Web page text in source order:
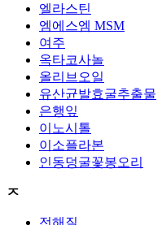
엘라스틴
엠에스엠 MSM
여주
옥타코사놀
올리브오일
유산균발효굴추출물
은행잎
이노시톨
이소플라본
인동덩굴꽃봉오리
ㅈ
전해질